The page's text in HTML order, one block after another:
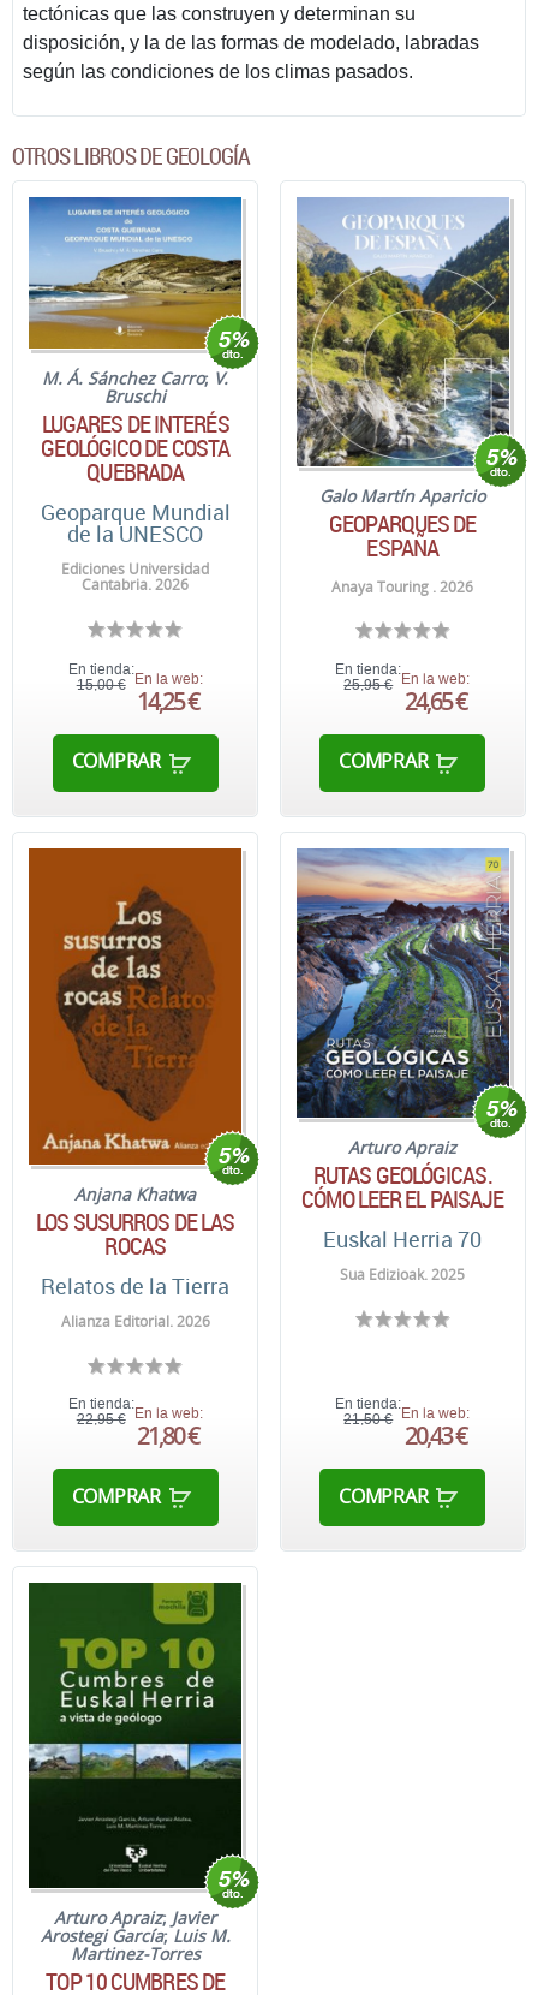
tectónicas que las construyen y determinan su
disposición, y la de las formas de modelado, labradas
según las condiciones de los climas pasados.
OTROS LIBROS DE GEOLOGÍA
M. Á. Sánchez Carro; V.
Bruschi
LUGARES DE INTERÉS
GEOLÓGICO DE COSTA
QUEBRADA
Geoparque Mundial
de la UNESCO
Ediciones Universidad
Cantabria. 2026
En tienda:
15,00 € En la web:
14,25 €
COMPRAR
Galo Martín Aparicio
GEOPARQUES DE
ESPAÑA
Anaya Touring . 2026
En tienda:
25,95 €
En la web:
24,65 €
COMPRAR
Anjana Khatwa
LOS SUSURROS DE LAS
ROCAS
Relatos de la Tierra
Alianza Editorial. 2026
En tienda:
22,95 € En la web:
21,80 €
COMPRAR
Arturo Apraiz
RUTAS GEOLÓGICAS.
CÓMO LEER EL PAISAJE
Euskal Herria 70
Sua Edizioak. 2025
En tienda:
21,50 €
En la web:
20,43 €
COMPRAR
Arturo Apraiz; Javier
Arostegi García;Luis M.
Martinez-Torres
TOP 10 CUMBRES DE